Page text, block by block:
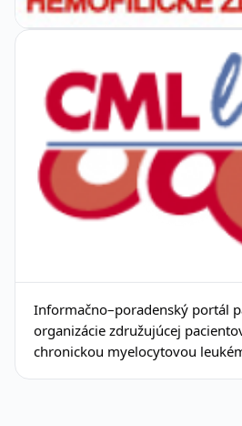
Informačno–poradenský portál
organizácie združujúcej
chronickou myelocytovou